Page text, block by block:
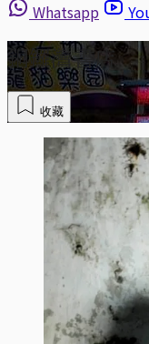
Whatsapp
銅鑼灣書店
收藏